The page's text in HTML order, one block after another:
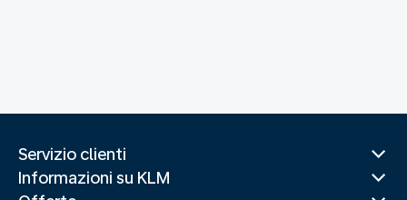
Servizio clienti
Informazioni su KLM